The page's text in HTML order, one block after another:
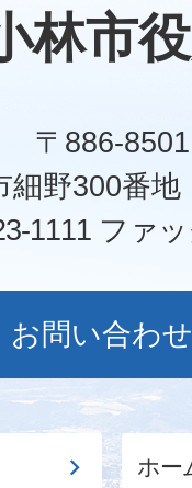
林市
〒886-8501
細野300番
1111 ファ
お問い合わせ
ホー